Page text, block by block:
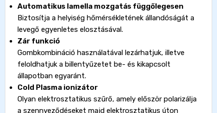
Automatikus lamella mozgatás függőlegesen
Biztosítja a helyiség hőmérsékletének állandóságát a
levegő egyenletes elosztásával.
Zár funkció
Gombkombináció használatával lezárhatjuk, illetve
feloldhatjuk a billentyűzetet be- és kikapcsolt
állapotban egyaránt.
Cold Plasma ionizátor
Olyan elektrosztatikus szűrő, amely először polarizálja
a szennyeződéseket majd elektrosztatikus úton